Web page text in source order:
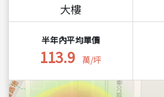
大樓
半年內平均單價
113.9 萬/坪